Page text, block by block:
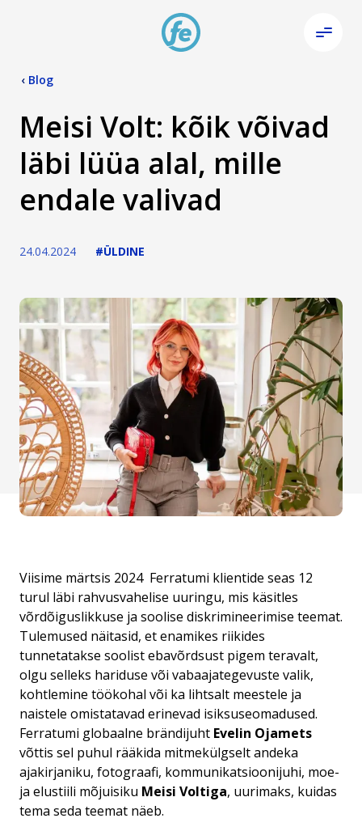
‹ Blog
Meisi Volt: kõik võivad
läbi lüüa alal, mille
endale valivad
24.04.2024 #ÜLDINE
Viisime märtsis 2024 Ferratumi klientide seas 12
turul läbi rahvusvahelise uuringu, mis käsitles
võrdõiguslikkuse ja soolise diskrimineerimise teemat.
Tulemused näitasid, et enamikes riikides
tunnetatakse soolist ebavõrdsust pigem teravalt,
olgu selleks hariduse või vabaajategevuste valik,
kohtlemine töökohal või ka lihtsalt meestele ja
naistele omistatavad erinevad isiksuseomadused.
Ferratumi globaalne brändijuht Evelin Ojamets
võttis sel puhul rääkida mitmekülgselt andeka
ajakirjaniku, fotograafi, kommunikatsioonijuhi, moe-
ja elustiili mõjuisiku Meisi Voltiga, uurimaks, kuidas
tema seda teemat näeb.